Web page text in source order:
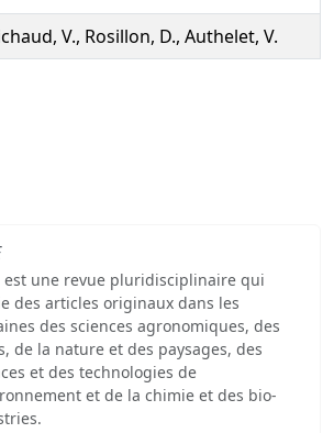
V., Rosillon, D., Authelet, V.
est une revue pluridisciplinaire qui
des articles originaux dans les
des sciences agronomiques, des
de la nature et des paysages, des
et des technologies de
et de la chimie et des bio-